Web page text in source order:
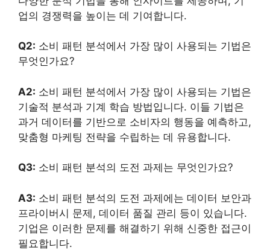
업의 경쟁력을 높이는 데 기여합니다.
Q2: 소비 패턴 분석에서 가장 많이 사용되는 기법은
무엇인가요?
A2: 소비 패턴 분석에서 가장 많이 사용되는 기법은
기술적 분석과 기계 학습 방법입니다. 이들 기법은
과거 데이터를 기반으로 소비자의 행동을 예측하고,
맞춤형 마케팅 전략을 수립하는 데 유용합니다.
Q3: 소비 패턴 분석의 도전 과제는 무엇인가요?
A3: 소비 패턴 분석의 도전 과제에는 데이터 보안과
프라이버시 문제, 데이터 품질 관리 등이 있습니다.
기업은 이러한 문제를 해결하기 위해 신중한 접근이
필요합니다.